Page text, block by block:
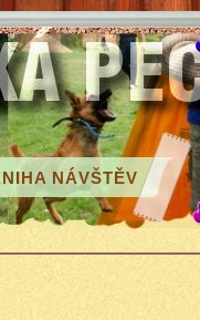
NÁVŠTĚV